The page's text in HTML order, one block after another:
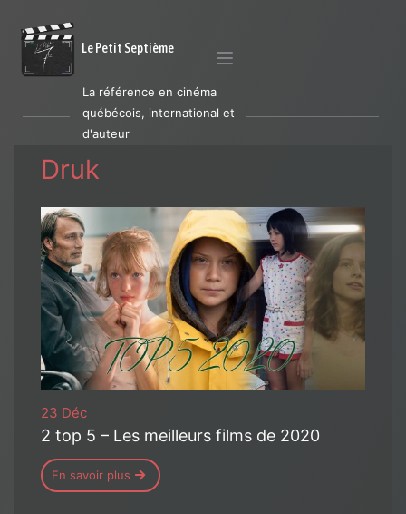
Le Petit Septième
La référence en cinéma
québécois, international et
d'auteur
Druk
23 Déc
2 top 5 – Les meilleurs films de 2020
En savoir plus